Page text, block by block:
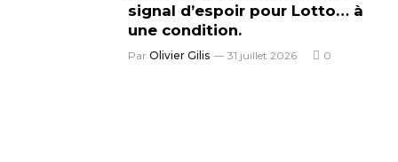
signal d’espoir pour Lotto… à
une condition.
Par Olivier Gilis 31 juillet 2026 0